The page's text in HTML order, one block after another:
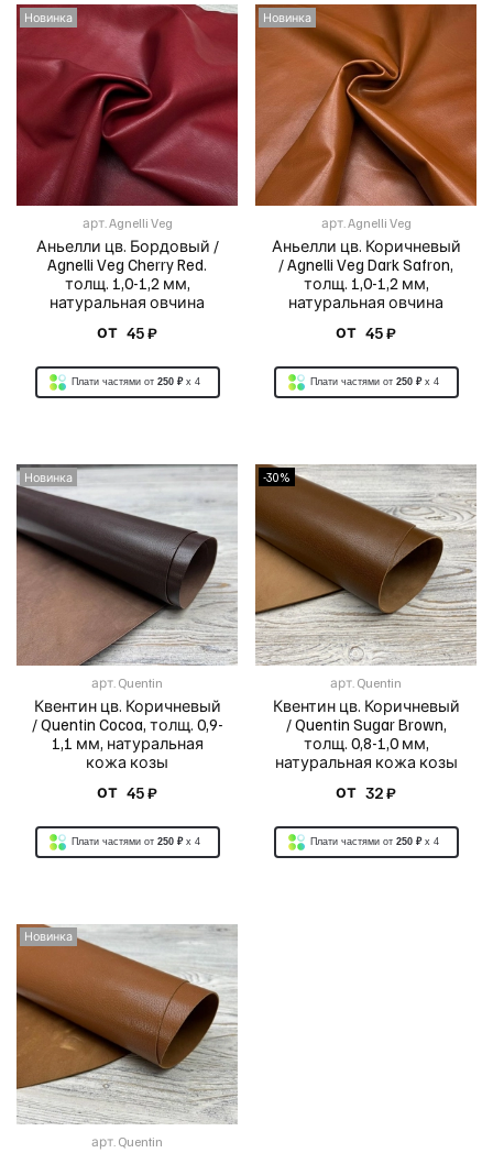
Новинка
арт. Agnelli Veg
Аньелли цв. Бордовый /
Agnelli Veg Cherry Red.
толщ. 1,0-1,2 мм,
натуральная овчина
от 45 ₽
Плати частями от 250 ₽ x 4
Новинка
арт. Agnelli Veg
Аньелли цв. Коричневый
/ Agnelli Veg Dark Safron,
толщ. 1,0-1,2 мм,
натуральная овчина
от 45 ₽
Плати частями от 250 ₽ x 4
Новинка
арт. Quentin
Квентин цв. Коричневый
/ Quentin Cocoa, толщ. 0,9-
1,1 мм, натуральная
кожа козы
от 45 ₽
Плати частями от 250 ₽ x 4
-30%
арт. Quentin
Квентин цв. Коричневый
/ Quentin Sugar Brown,
толщ. 0,8-1,0 мм,
натуральная кожа козы
от 32 ₽
Плати частями от 250 ₽ x 4
Новинка
арт. Quentin